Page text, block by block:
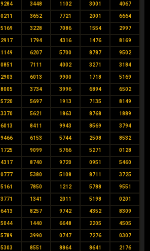
9284 3448 1102 3001 4067
0211 3652 7721 2001 6664
5169 3228 7086 1554 2997
2917 1794 4316 1476 8169
1149 6207 5700 8787 9502
0851 7111 4002 3271 3184
2903 6013 9900 1718 5169
8005 3734 3996 6894 6502
5720 5697 1913 7135 8149
3370 5621 1863 8768 1889
6013 8411 9943 8569 3794
9466 6153 5744 2508 8532
1725 9099 5766 5271 0128
4317 8740 9720 0951 5460
0777 5380 5108 8711 3725
5161 7850 1212 5788 9551
3771 1341 2011 5198 0201
6413 8257 9742 4352 8309
5044 1440 6648 2205 4505
5789 3990 0747 7276 0307
5303 8551 8864 8641 2176